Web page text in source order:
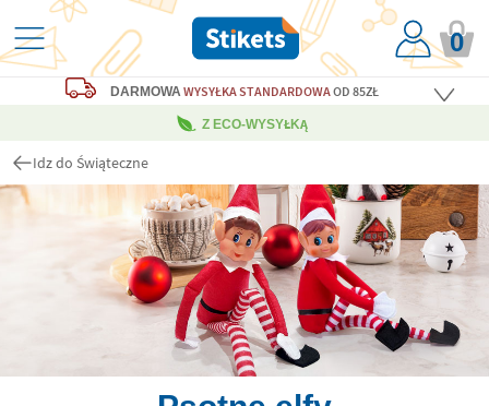
0
DARMOWA WYSYŁKA STANDARDOWAOD 85ZŁ
Z ECO-WYSYŁKĄ
Idz do Świąteczne